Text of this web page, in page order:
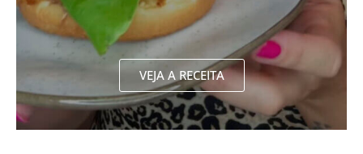
VEJA A RECEITA